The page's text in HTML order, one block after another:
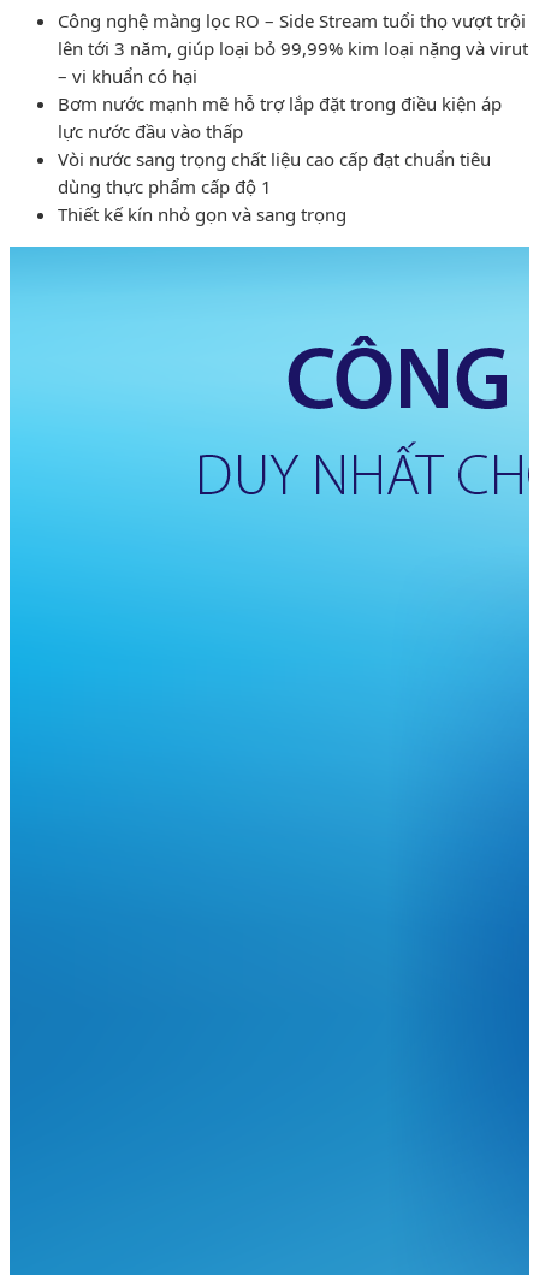
Công nghệ màng lọc RO – Side Stream tuổi thọ vượt trội
lên tới 3 năm, giúp loại bỏ 99,99% kim loại nặng và virut
– vi khuẩn có hại
Bơm nước mạnh mẽ hỗ trợ lắp đặt trong điều kiện áp
lực nước đầu vào thấp
Vòi nước sang trọng chất liệu cao cấp đạt chuẩn tiêu
dùng thực phẩm cấp độ 1
Thiết kế kín nhỏ gọn và sang trọng